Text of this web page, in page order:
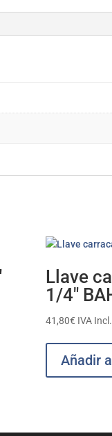
Llave
1/4″
41,80€ IVA Incl.
Añadir